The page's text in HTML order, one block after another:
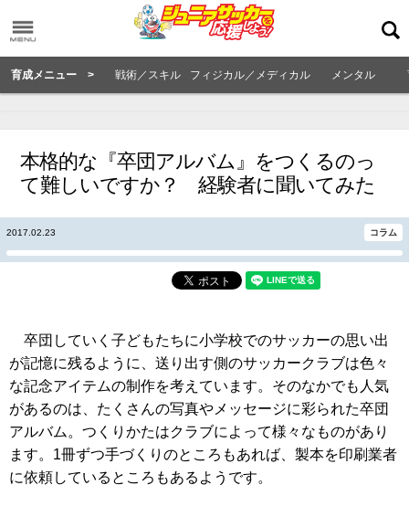
育成メニュー > 戦術／スキル フィジカル／メディカル メンタル
本格的な『卒団アルバム』をつくるのっ
て難しいですか？ 経験者に聞いてみた
2017.02.23 コラム
卒団していく子どもたちに小学校でのサッカーの思い出
が記憶に残るように、送り出す側のサッカークラブは色々
な記念アイテムの制作を考えています。そのなかでも人気
があるのは、たくさんの写真やメッセージに彩られた卒団
アルバム。つくりかたはクラブによって様々なものがあり
ます。1冊ずつ手づくりのところもあれば、製本を印刷業者
に依頼しているところもあるようです。